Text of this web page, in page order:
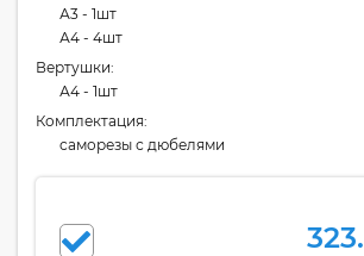
А3 - 1шт
А4 - 4шт
Вертушки:
А4 - 1шт
Комплектация:
cаморезы с дюбелями